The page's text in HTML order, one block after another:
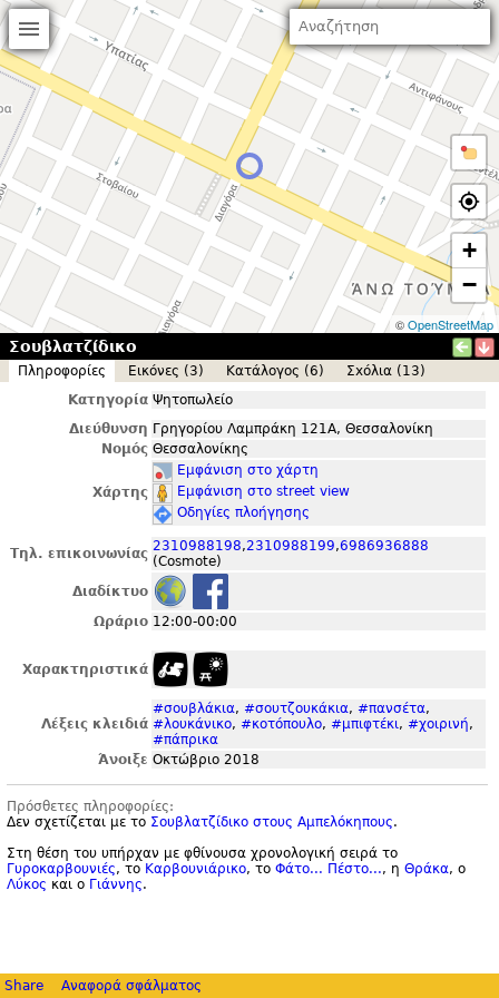
+
−
©OpenStreetMap
Σουβλατζίδικο
Πληροφορίες Εικόνες (3) Κατάλογος (6)
Σxόλια (13)
Κατηγορία Ψητοπωλείο
Διεύθυνση Γρηγορίου Λαμπράκη 121Α, Θεσσαλονίκη
Νομός Θεσσαλονίκης
Χάρτης
Εμφάνιση στο χάρτη
Εμφάνιση στο street view
Οδηγίες πλοήγησης
Τηλ. επικοινωνίας 2310988198,2310988199,6986936888
(Cosmote)
Διαδίκτυο
Ωράριο 12:00-00:00
Χαρακτηριστικά
Λέξεις κλειδιά
#σουβλάκια, #σουτζουκάκια, #πανσέτα,
#λουκάνικο, #κοτόπουλο, #μπιφτέκι, #χοιρινή,
#πάπρικα
Άνοιξε Οκτώβριο 2018
Πρόσθετες πληροφορίες:
Δεν σχετίζεται με το Σουβλατζίδικο στους Αμπελόκηπους.
Στη θέση του υπήρχαν με φθίνουσα χρονολογική σειρά το
Γυροκαρβουνιές, το Καρβουνιάρικο, το Φάτο... Πέστο..., η Θράκα, ο
Λύκος και ο Γιάννης.
Share Αναφορά σφάλματος